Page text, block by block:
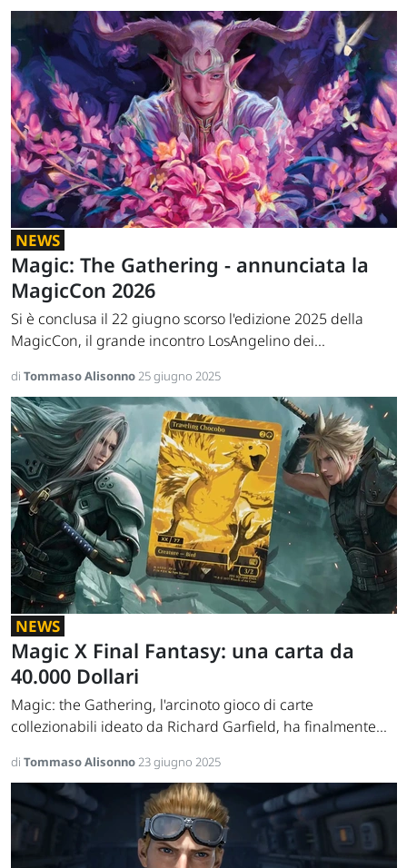
NEWS
Magic: The Gathering - annunciata la
MagicCon 2026
Si è conclusa il 22 giugno scorso l'edizione 2025 della
MagicCon, il grande incontro LosAngelino dei...
di Tommaso Alisonno25 giugno 2025
NEWS
Magic X Final Fantasy: una carta da
40.000 Dollari
Magic: the Gathering, l'arcinoto gioco di carte
collezionabili ideato da Richard Garfield, ha finalmente...
di Tommaso Alisonno23 giugno 2025